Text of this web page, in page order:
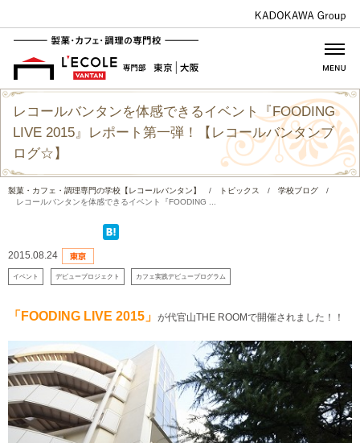
レコールバンタンを体感できるイベント『FOODING
LIVE 2015』レポート第一弾！【レコールバンタンブ
ログ☆】
製菓・カフェ・調理専門の学校【レコールバンタン】 / トピックス / 学校ブログ
/
レコールバンタンを体感できるイベント『FOODING ...
2015.08.24
イベント デビュープロジェクト カフェ実践デビュープログラム
「FOODING LIVE 2015」 が代官山THE ROOMで開催されました！！